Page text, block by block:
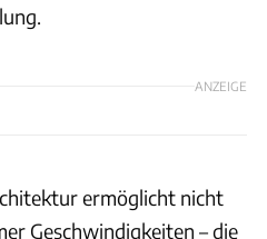
ANZEIGE
ermöglicht nicht
Geschwindigkeiten – die